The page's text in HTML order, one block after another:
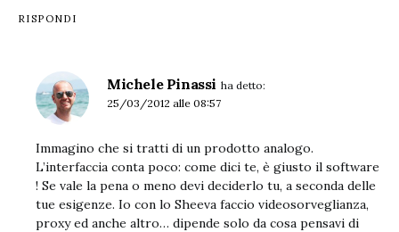
RISPONDI
Michele Pinassi ha detto:
25/03/2012 alle 08:57
Immagino che si tratti di un prodotto analogo.
L’interfaccia conta poco: come dici te, è giusto il software
! Se vale la pena o meno devi deciderlo tu, a seconda delle
tue esigenze. Io con lo Sheeva faccio videosorveglianza,
proxy ed anche altro… dipende solo da cosa pensavi di